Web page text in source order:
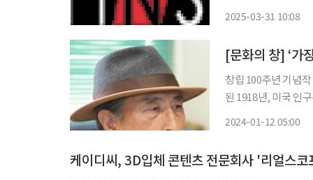
2025-03-31 10:08
[문화의 창] ‘가
창립 100주년 기념작 ‘워
된 1918년, 미국 인
2024-01-12 05:00
케이디씨, 3D입체 콘텐츠 전문회사 '리얼스